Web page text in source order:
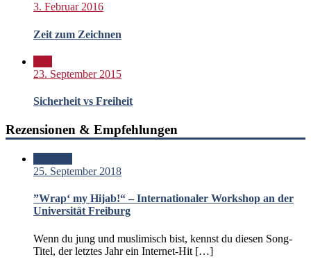
3. Februar 2016
Zeit zum Zeichnen
23. September 2015
Sicherheit vs Freiheit
Rezensionen & Empfehlungen
25. September 2018
”Wrap‘ my Hijab!“ – Internationaler Workshop an der
Universität Freiburg
Wenn du jung und muslimisch bist, kennst du diesen Song-
Titel, der letztes Jahr ein Internet-Hit […]